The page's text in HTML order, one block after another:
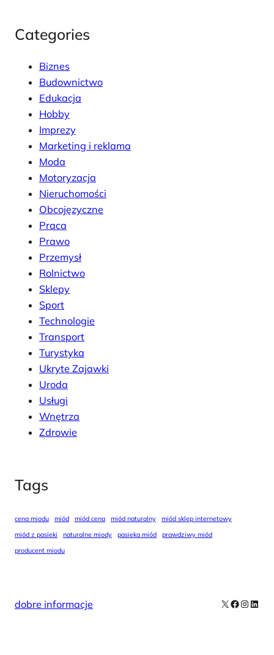
Categories
Biznes
Budownictwo
Edukacja
Hobby
Imprezy
Marketing i reklama
Moda
Motoryzacja
Nieruchomości
Obcojęzyczne
Praca
Prawo
Przemysł
Rolnictwo
Sklepy
Sport
Technologie
Transport
Turystyka
Ukryte Zajawki
Uroda
Usługi
Wnętrza
Zdrowie
Tags
cena miodu miód miód cena miód naturalny
miód sklep internetowy
miód z pasieki
naturalne miody pasieka miód
prawdziwy miód
producent miodu
dobre informacje X Facebook